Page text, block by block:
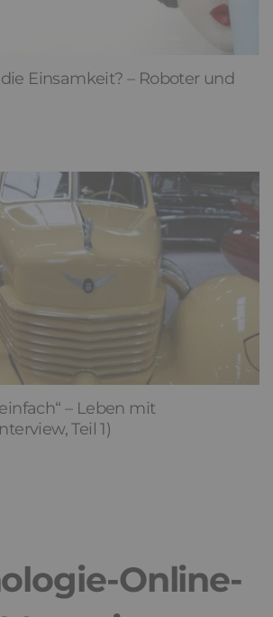
Einsamkeit? – Roboter und
– Leben mit
Teil 1)
Online-